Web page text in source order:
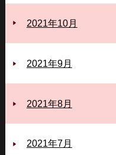
2021年10月
2021年9月
2021年8月
2021年7月